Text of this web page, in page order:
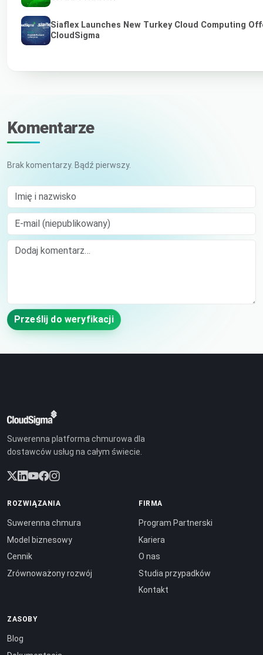
Siaflex Launches New Turkey Cloud Computing
CloudSigma
Komentarze
Brak komentarzy. Bądź pierwszy.
Imię i nazwisko
E-mail (niepublikowany)
Comment
Prześlij do weryfikacji
Suwerenna platforma chmurowa dla
dostawców usług na całym świecie.
ROZWIĄZANIA
Suwerenna chmura
Model biznesowy
Cennik
Zrównoważony rozwój
FIRMA
Program Partnerski
Kariera
O nas
Studia przypadków
Kontakt
ZASOBY
Blog